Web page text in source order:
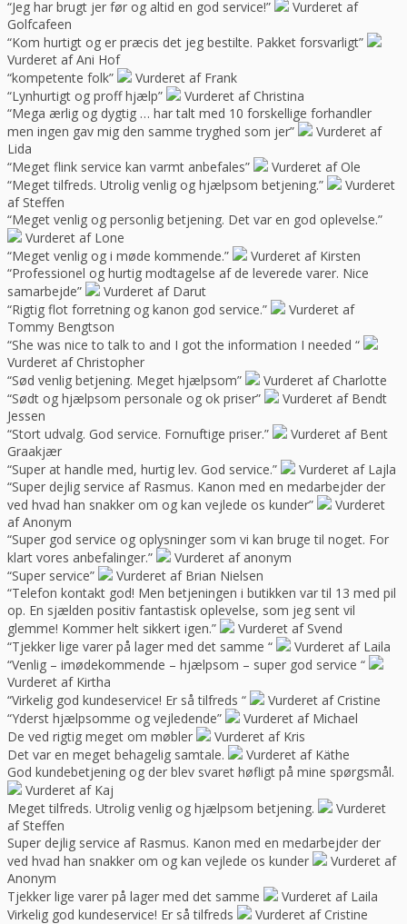
“Jeg har brugt jer før og altid en god service!”
Vurderet af
Golfcafeen
“Kom hurtigt og er præcis det jeg bestilte. Pakket forsvarligt”
Vurderet af Ani Hof
“kompetente folk”
Vurderet af Frank
“Lynhurtigt og proff hjælp”
Vurderet af Christina
“Mega ærlig og dygtig … har talt med 10 forskellige forhandler
men ingen gav mig den samme tryghed som jer”
Vurderet af
Lida
“Meget flink service kan varmt anbefales”
Vurderet af Ole
“Meget tilfreds. Utrolig venlig og hjælpsom betjening.”
Vurderet
af Steffen
“Meget venlig og personlig betjening. Det var en god oplevelse.”
Vurderet af Lone
“Meget venlig og i møde kommende.”
Vurderet af Kirsten
“Professionel og hurtig modtagelse af de leverede varer. Nice
samarbejde”
Vurderet af Darut
“Rigtig flot forretning og kanon god service.”
Vurderet af
Tommy Bengtson
“She was nice to talk to and I got the information I needed “
Vurderet af Christopher
“Sød venlig betjening. Meget hjælpsom”
Vurderet af Charlotte
“Sødt og hjælpsom personale og ok priser”
Vurderet af Bendt
Jessen
“Stort udvalg. God service. Fornuftige priser.”
Vurderet af Bent
Graakjær
“Super at handle med, hurtig lev. God service.”
Vurderet af Lajla
“Super dejlig service af Rasmus. Kanon med en medarbejder der
ved hvad han snakker om og kan vejlede os kunder”
Vurderet
af Anonym
“Super god service og oplysninger som vi kan bruge til noget. For
klart vores anbefalinger.”
Vurderet af anonym
“Super service”
Vurderet af Brian Nielsen
“Telefon kontakt god! Men betjeningen i butikken var til 13 med pil
op. En sjælden positiv fantastisk oplevelse, som jeg sent vil
glemme! Kommer helt sikkert igen.”
Vurderet af Svend
“Tjekker lige varer på lager med det samme “
Vurderet af Laila
“Venlig – imødekommende – hjælpsom – super god service “
Vurderet af Kirtha
“Virkelig god kundeservice! Er så tilfreds “
Vurderet af Cristine
“Yderst hjælpsomme og vejledende”
Vurderet af Michael
De ved rigtig meget om møbler
Vurderet af Kris
Det var en meget behagelig samtale.
Vurderet af Käthe
God kundebetjening og der blev svaret høfligt på mine spørgsmål.
Vurderet af Kaj
Meget tilfreds. Utrolig venlig og hjælpsom betjening.
Vurderet
af Steffen
Super dejlig service af Rasmus. Kanon med en medarbejder der
ved hvad han snakker om og kan vejlede os kunder
Vurderet af
Anonym
Tjekker lige varer på lager med det samme
Vurderet af Laila
Virkelig god kundeservice! Er så tilfreds
Vurderet af Cristine